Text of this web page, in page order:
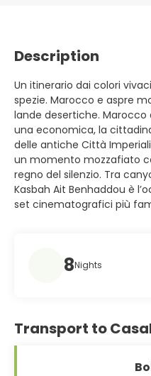
Description
Un itinerario dai colori
spezie. Marocco e aspre
lande desertiche.
una economica, la
delle antiche Città
un momento mozzafiato
regno del silenzio. Tra
Kasbah Ait Benhaddou è
set cinematografici più
8Nights
Transport to